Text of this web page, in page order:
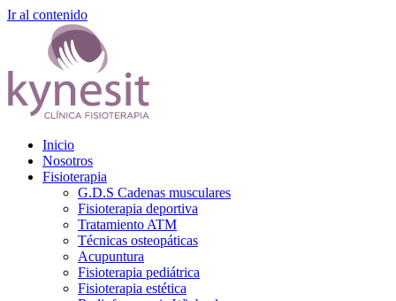
Ir al contenido
Inicio
Nosotros
Fisioterapia
G.D.S Cadenas musculares
Fisioterapia deportiva
Tratamiento ATM
Técnicas osteopáticas
Acupuntura
Fisioterapia pediátrica
Fisioterapia estética